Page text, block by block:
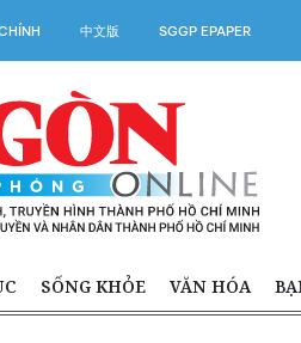
中文版 SGGP EPAPER
SỐNG KHỎE VĂN HÓA